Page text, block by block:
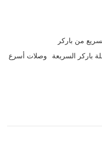
من باركر
باركر السريعة
وصلات أسرع